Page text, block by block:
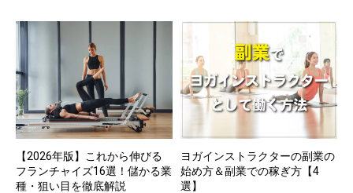
【2026年版】これから伸びる
フランチャイズ16選！儲かる業
種・狙い目を徹底解説
ヨガインストラクターの副業の
始め方＆副業での稼ぎ方【4
選】